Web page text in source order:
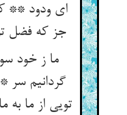
ای ودود **
جز که فضل
ما ز خود
گردانیم
تویی از ما به